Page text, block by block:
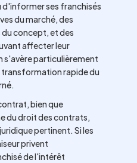
d'informer ses franchisés
du marché, des
concept, et des
affecter leur
particulièrement
rapide du
bien que
du droit des contrats,
pertinent. Si les
privent
de l'intérêt